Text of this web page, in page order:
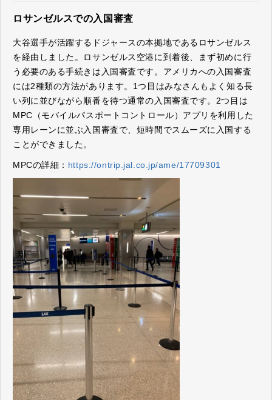
ロサンゼルスでの入国審査
大谷選手が活躍するドジャースの本拠地であるロサンゼルス
を経由しました。ロサンゼルス空港に到着後、まず初めに行
う必要のある手続きは入国審査です。アメリカへの入国審査
には2種類の方法があります。1つ目はみなさんもよく知る長
い列に並びながら順番を待つ通常の入国審査です。2つ目は
MPC（モバイルパスポートコントロール）アプリを利用した
専用レーンに並ぶ入国審査で、短時間でスムーズに入国する
ことができました。
MPCの詳細： https://ontrip.jal.co.jp/ame/17709301